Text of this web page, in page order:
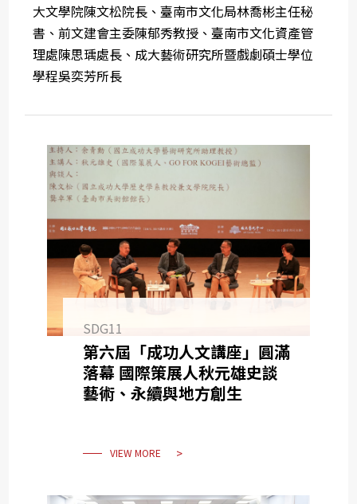
大文學院陳文松院長、臺南市文化局林喬彬主任秘
書、前文建會主委陳郁秀教授、臺南市文化資產管
理處陳思瑀處長、成大藝術研究所暨戲劇碩士學位
學程吳奕芳所長
SDG11
第六屆「成功人文講座」圓滿
落幕 國際策展人秋元雄史談
藝術、永續與地方創生
VIEW MORE